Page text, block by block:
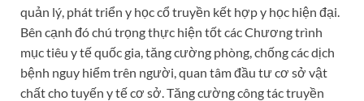
quản lý, phát triển y học cổ truyền kết hợp y học hiện đại.
Bên cạnh đó chú trọng thực hiện tốt các Chương trình
mục tiêu y tế quốc gia, tăng cường phòng, chống các dịch
bệnh nguy hiểm trên người, quan tâm đầu tư cơ sở vật
chất cho tuyến y tế cơ sở. Tăng cường công tác truyền